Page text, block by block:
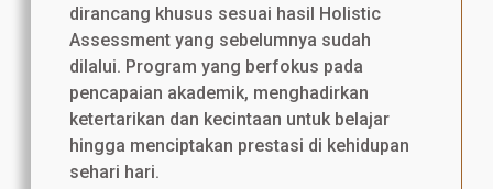
dirancang khusus sesuai hasil Holistic
Assessment yang sebelumnya sudah
dilalui. Program yang berfokus pada
pencapaian akademik, menghadirkan
ketertarikan dan kecintaan untuk belajar
hingga menciptakan prestasi di kehidupan
sehari hari.